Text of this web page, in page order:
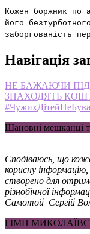
Кожен боржник по
його
заборгованість
Навігація
НЕ БАЖАЮЧИ
ЗНАХОДЯТЬ
Шановні мешканці
Сподіваюсь, що
корисну
створено для
різнобічної
Самотой Сергій
ГІМН